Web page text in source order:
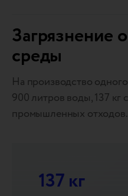
Загрязнение
среды
На производство
900 литров воды, 137 кг
промышленных отходов.
137 кг